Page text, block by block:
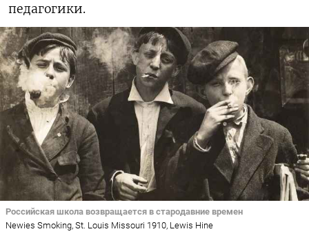
педагогики.
Российская школа возвращается в стародавние времен
Newies Smoking, St. Louis Missouri 1910, Lewis Hine